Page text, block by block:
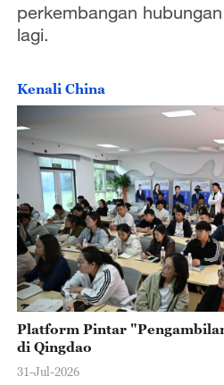
perkembangan
lagi.
Kenali China
Platform Pintar
di Qingdao
31-Jul-2026